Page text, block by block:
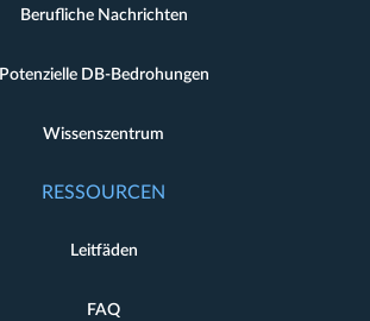
Berufliche Nachrichten
Potenzielle DB-Bedrohungen
Wissenszentrum
RESSOURCEN
Leitfäden
FAQ